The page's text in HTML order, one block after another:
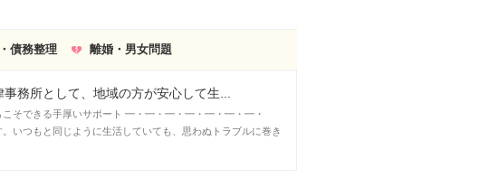
債務整理 離婚・男女問題
務所として、地域の方が安心して生...
できる手厚いサポート ━・━・━・━・━・━・━・
つもと同じように生活していても、思わぬトラブルに巻き